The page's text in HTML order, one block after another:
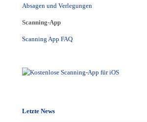
Absagen und Verlegungen
Scanning-App
Scanning App FAQ
Letzte News